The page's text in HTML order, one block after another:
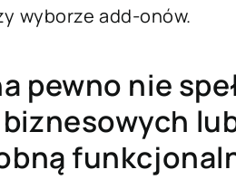
wyborze add-onów.
pewno nie